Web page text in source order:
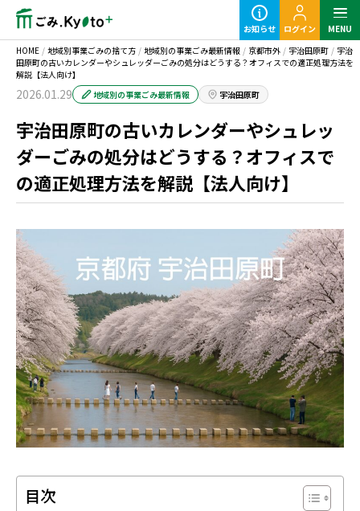
定期ごみのご利用の流れ
粗大ごみ回収のご利用の流れ
事業ごみの基本知識
業種別事業ごみの捨て方
地域別事業ごみの捨て方
お知らせ ログイン
MENU
HOME / 地域別事業ごみの捨て方 / 地域別の事業ごみ最新情報 / 京都市外 / 宇治田原町 / 宇治
田原町の古いカレンダーやシュレッダーごみの処分はどうする？オフィスでの適正処理方法を
解説【法人向け】
2026.01.29 地域別の事業ごみ最新情報 宇治田原町
宇治田原町の古いカレンダーやシュレッ
ダーごみの処分はどうする？オフィスで
の適正処理方法を解説【法人向け】
目次